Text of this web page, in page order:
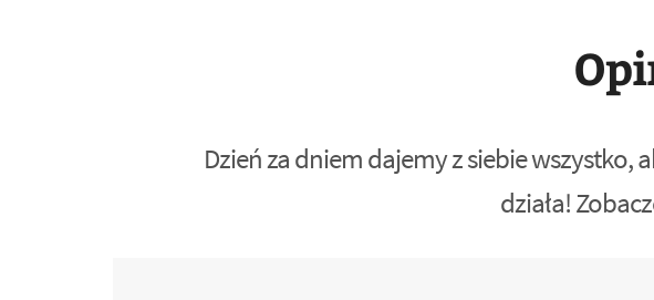
Dzień za dniem dajemy z siebie wszystko,
działa!